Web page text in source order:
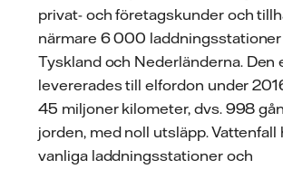
privat- och företagskunder och
närmare 6 000 laddningsstationer
Tyskland och Nederländerna. Den
levererades till elfordon under
45 miljoner kilometer, dvs. 998
jorden, med noll utsläpp. Vattenfall
vanliga laddningsstationer och